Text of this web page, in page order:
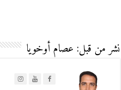
نشر من قبل: عصام أوخويا